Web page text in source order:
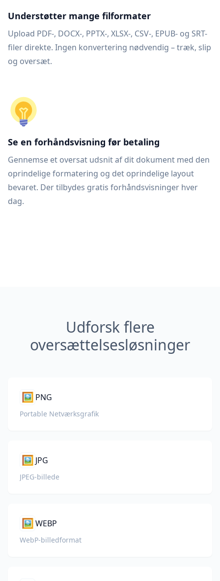
Understøtter mange filformater
Upload PDF-, DOCX-, PPTX-, XLSX-, CSV-, EPUB- og SRT-
filer direkte. Ingen konvertering nødvendig – træk, slip
og oversæt.
Se en forhåndsvisning før betaling
Gennemse et oversat udsnit af dit dokument med den
oprindelige formatering og det oprindelige layout
bevaret. Der tilbydes gratis forhåndsvisninger hver
dag.
Udforsk flere
oversættelsesløsninger
🖼️ PNG
Portable Netværksgrafik
🖼️ JPG
JPEG-billede
🖼️ WEBP
WebP-billedformat